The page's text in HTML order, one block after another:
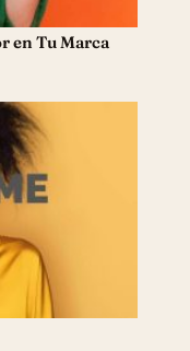
en Tu Marca